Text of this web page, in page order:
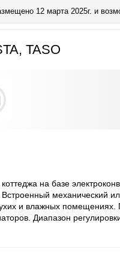
12 марта 2025г. и
TASO
на базе
механический
и влажных помещениях.
Диапазон